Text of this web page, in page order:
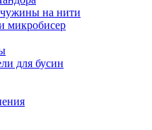
на нити
микробисер
для бусин